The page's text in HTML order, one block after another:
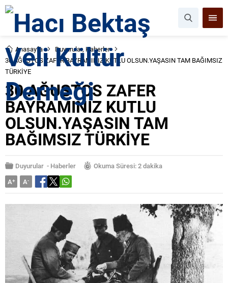
Anasayfa Duyurular, Haberler
30 AĞUSTOS ZAFER BAYRAMINIZ KUTLU OLSUN.YAŞASIN TAM BAĞIMSIZ
TÜRKİYE
30 AĞUSTOS ZAFER
BAYRAMINIZ KUTLU
OLSUN.YAŞASIN TAM
BAĞIMSIZ TÜRKİYE
Duyurular - Haberler
Okuma Süresi: 2 dakika
A+ A-